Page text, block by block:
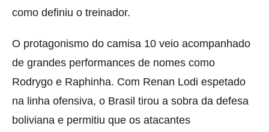
como definiu o treinador.
O protagonismo do camisa 10 veio acompanhado
de grandes performances de nomes como
Rodrygo e Raphinha. Com Renan Lodi espetado
na linha ofensiva, o Brasil tirou a sobra da defesa
boliviana e permitiu que os atacantes